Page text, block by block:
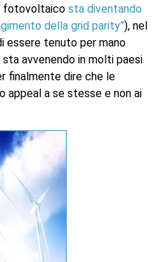
fotovoltaico sta diventando
della grid parity”), nel
essere tenuto per mano
avvenendo in molti paesi
finalmente dire che le
appeal a se stesse e non ai